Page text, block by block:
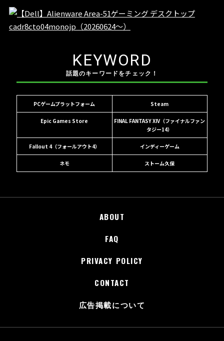
KEYWORD
話題のキーワードをチェック！
PCゲームプラットフォーム Steam
Epic Games Store
FINAL FANTASY XIV（ファイナルファン
タジー14）
Fallout 4（フォールアウト4） インディーゲーム
ネモ ストーム久保
ABOUT
FAQ
PRIVACY POLICY
CONTACT
広告掲載について